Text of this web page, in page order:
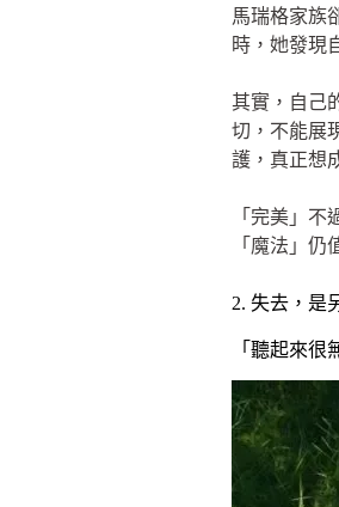
馬瑞格家族
時，她發現
其實，自己
切，不能展
護，真正想
「完美」
「魔法」仍
2. 失去，是
「聽起來很